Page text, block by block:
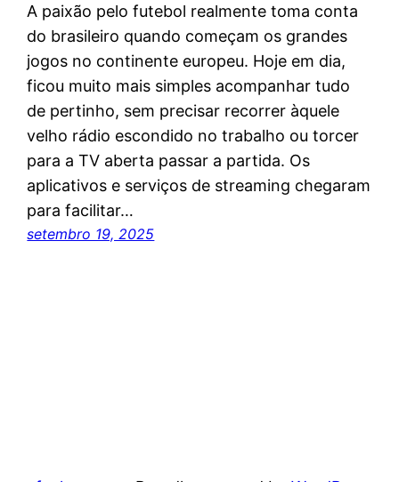
A paixão pelo futebol realmente toma conta
do brasileiro quando começam os grandes
jogos no continente europeu. Hoje em dia,
ficou muito mais simples acompanhar tudo
de pertinho, sem precisar recorrer àquele
velho rádio escondido no trabalho ou torcer
para a TV aberta passar a partida. Os
aplicativos e serviços de streaming chegaram
para facilitar…
setembro 19, 2025